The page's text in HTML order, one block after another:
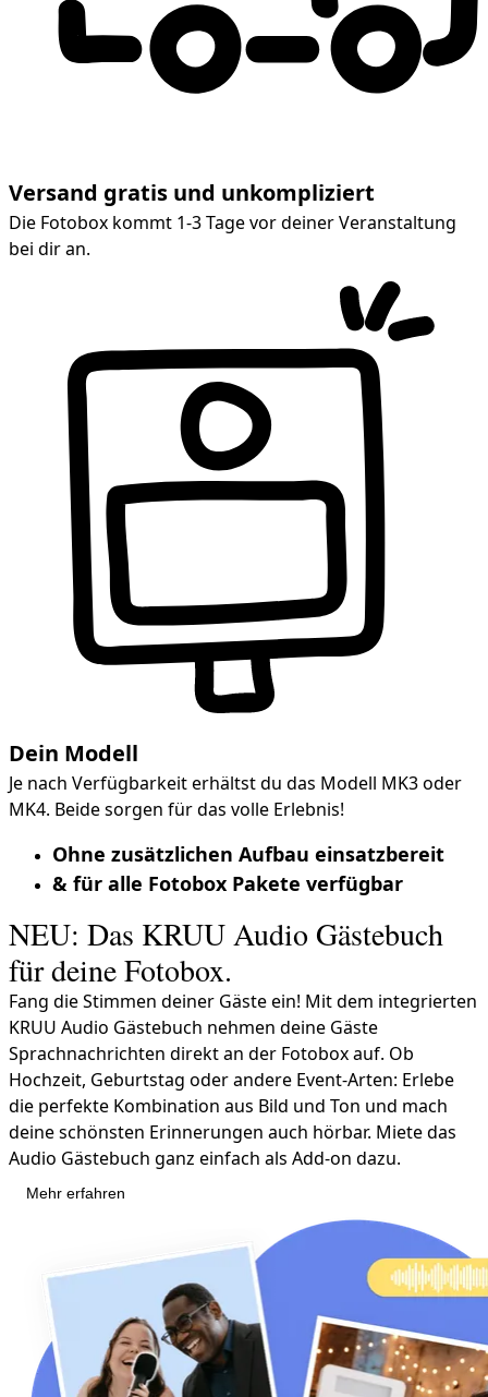
Versand gratis und unkompliziert
Die Fotobox kommt 1-3 Tage vor deiner Veranstaltung
bei dir an.
Dein Modell
Je nach Verfügbarkeit erhältst du das Modell MK3 oder
MK4. Beide sorgen für das volle Erlebnis!
Ohne zusätzlichen Aufbau einsatzbereit
& für alle Fotobox Pakete verfügbar
NEU: Das KRUU Audio Gästebuch
für deine Fotobox.
Fang die Stimmen deiner Gäste ein! Mit dem integrierten
KRUU Audio Gästebuch nehmen deine Gäste
Sprachnachrichten direkt an der Fotobox auf. Ob
Hochzeit, Geburtstag oder andere Event-Arten: Erlebe
die perfekte Kombination aus Bild und Ton und mach
deine schönsten Erinnerungen auch hörbar. Miete das
Audio Gästebuch ganz einfach als Add-on dazu.
Mehr erfahren